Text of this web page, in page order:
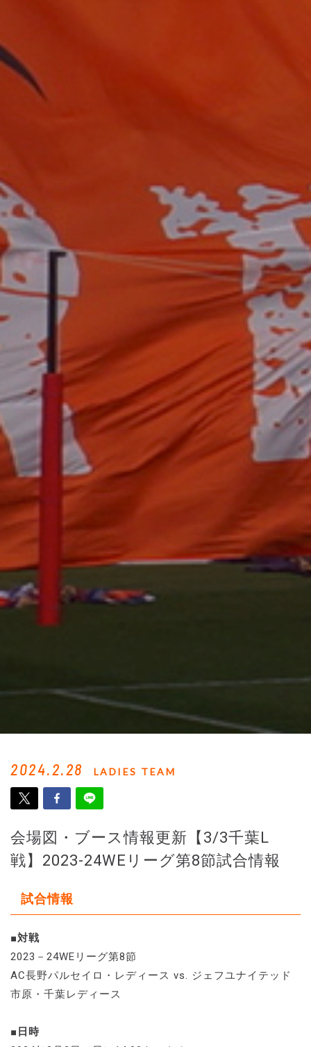
2024.2.28 LADIES TEAM
会場図・ブース情報更新【3/3千葉L
戦】2023-24WEリーグ第8節試合情報
試合情報
■対戦
2023－24WEリーグ第8節
AC長野パルセイロ・レディース vs. ジェフユナイテッド
市原・千葉レディース
■日時